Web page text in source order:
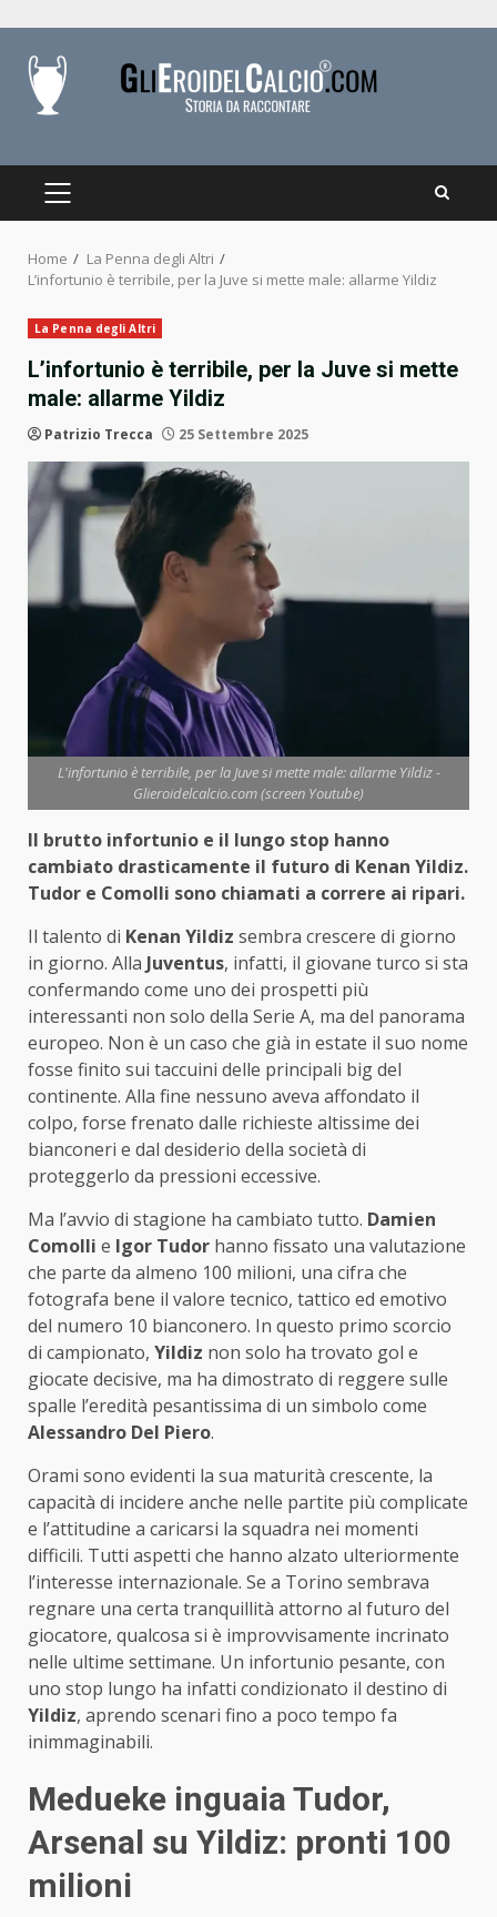
content
PRIMARY
Home
La Penna degli Altri
L’infortunio è terribile, per la Juve si mette male: allarme Yildiz
La Penna degli Altri
L’infortunio è terribile, per la Juve si mette
male: allarme Yildiz
Patrizio Trecca 25 Settembre 2025
L'infortunio è terribile, per la Juve si mette male: allarme Yildiz -
Glieroidelcalcio.com (screen Youtube)
Il brutto infortunio e il lungo stop hanno
cambiato drasticamente il futuro di Kenan Yildiz.
Tudor e Comolli sono chiamati a correre ai ripari.
Il talento di Kenan Yildiz sembra crescere di giorno
in giorno. Alla Juventus, infatti, il giovane turco si sta
confermando come uno dei prospetti più
interessanti non solo della Serie A, ma del panorama
europeo. Non è un caso che già in estate il suo nome
fosse finito sui taccuini delle principali big del
continente. Alla fine nessuno aveva affondato il
colpo, forse frenato dalle richieste altissime dei
bianconeri e dal desiderio della società di
proteggerlo da pressioni eccessive.
Ma l’avvio di stagione ha cambiato tutto. Damien
Comolli e Igor Tudor hanno fissato una valutazione
che parte da almeno 100 milioni, una cifra che
fotografa bene il valore tecnico, tattico ed emotivo
del numero 10 bianconero. In questo primo scorcio
di campionato, Yildiz non solo ha trovato gol e
giocate decisive, ma ha dimostrato di reggere sulle
spalle l’eredità pesantissima di un simbolo come
Alessandro Del Piero.
Orami sono evidenti la sua maturità crescente, la
capacità di incidere anche nelle partite più complicate
e l’attitudine a caricarsi la squadra nei momenti
difficili. Tutti aspetti che hanno alzato ulteriormente
l’interesse internazionale. Se a Torino sembrava
regnare una certa tranquillità attorno al futuro del
giocatore, qualcosa si è improvvisamente incrinato
nelle ultime settimane. Un infortunio pesante, con
uno stop lungo ha infatti condizionato il destino di
Yildiz, aprendo scenari fino a poco tempo fa
inimmaginabili.
Medueke inguaia Tudor,
Arsenal su Yildiz: pronti 100
milioni